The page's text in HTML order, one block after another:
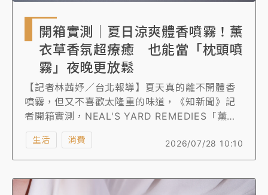
開箱實測｜夏日涼爽體香噴霧！薰
衣草香氛超療癒 也能當「枕頭噴
霧」夜晚更放鬆
【記者林茜妤／台北報導】夏天真的離不開體香
噴霧，但又不喜歡太隆重的味道，《知新聞》記
者開箱實測，NEAL'S YARD REMEDIES「薰衣
草蘆薈體香噴霧」，該品牌主打清爽植萃配方，
適合喜歡清新、草本的人，加上薰衣草成分，讓
人會有放鬆、平靜感受，且成分不含鋁鹽，不會
現，NEAL'S YARD REMEDIES「薰衣草蘆薈體
2026/07/28 10:10
生活 消費